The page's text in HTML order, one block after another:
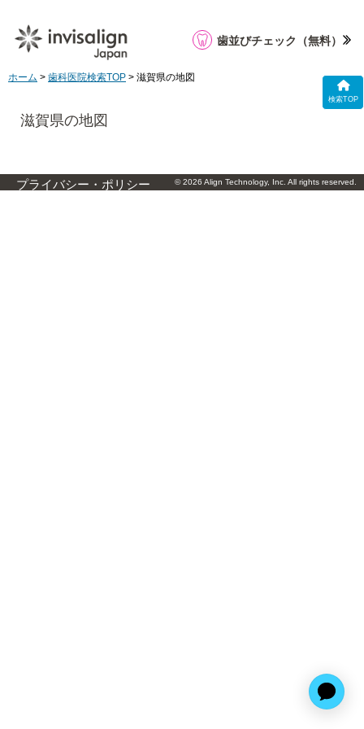
検索TOP
歯並びチェック （無料）
ホーム > 歯科医院検索TOP > 滋賀県の地図
滋賀県の地図
プライバシー・ポリシー © 2026 Align Technology, Inc. All rights reserved.